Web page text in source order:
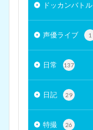
ドッカンバトル
声優ライブ 1
日常 137
日記 29
特撮 26